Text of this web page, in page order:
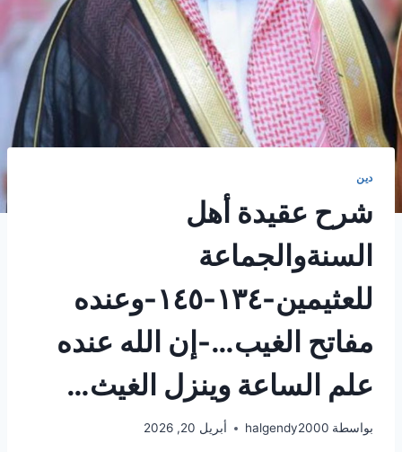
دين
شرح عقيدة أهل
السنةوالجماعة
للعثيمين-١٣٤-١٤٥-وعنده
مفاتح الغيب…-إن الله عنده
علم الساعة وينزل الغيث…
بواسطة halgendy2000 أبريل 20, 2026